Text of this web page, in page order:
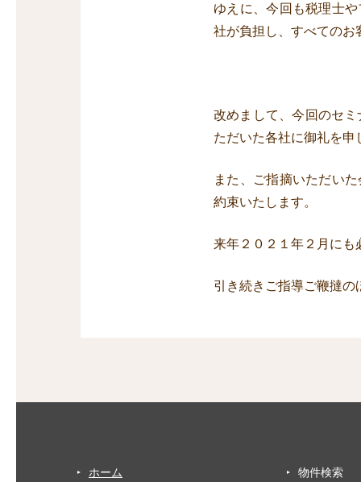
ゆえに、今回も税理士
社が負担し、すべてのお
改めまして、今回のセ
ただいた各社に御礼を申
また、ご指摘いただい
約束いたします。
来年２０２１年２月にも
引き続きご指導ご鞭撻
ホーム 物件検索